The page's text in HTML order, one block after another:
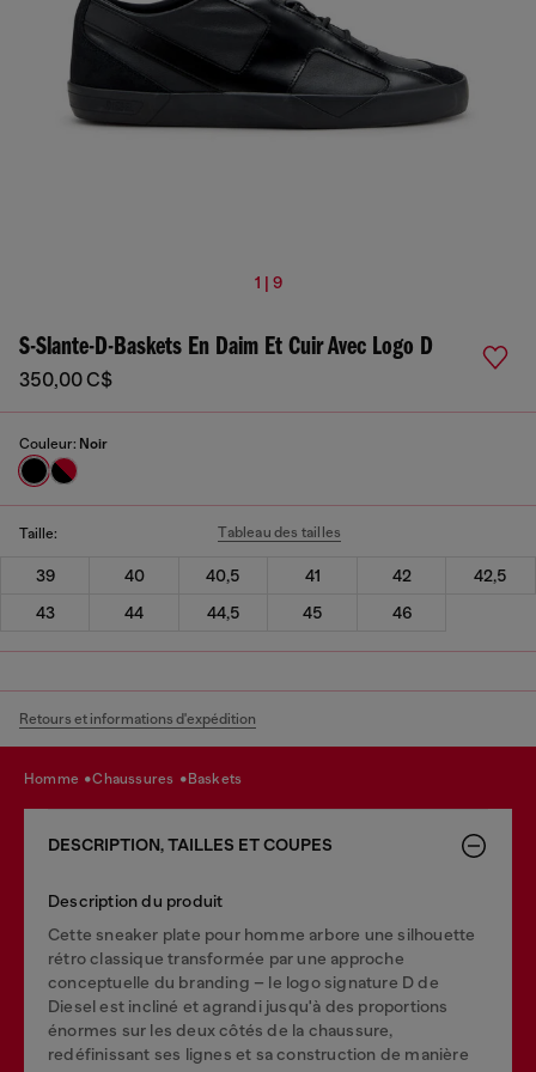
1 | 9
S-Slante-D-Baskets En Daim Et Cuir Avec Logo D
350,00 C$
Couleur: Noir
Taille: Tableau des tailles
39 40 40,5 41 42
42,5
43
44 44,5 45 46
Retours et informations d'expédition
homme chaussures baskets
DESCRIPTION, TAILLES ET COUPES
Description du produit
Cette sneaker plate pour homme arbore une silhouette
rétro classique transformée par une approche
conceptuelle du branding – le logo signature D de
Diesel est incliné et agrandi jusqu'à des proportions
énormes sur les deux côtés de la chaussure,
redéfinissant ses lignes et sa construction de manière